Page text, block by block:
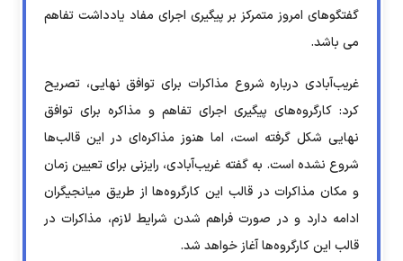
گفتگوهای امروز متمرکز بر پیگیری اجرای مفاد یادداشت تفاهم
می باشد.
غریب‌آبادی درباره شروع مذاکرات برای توافق نهایی، تصریح
کرد: کارگروه‌های پیگیری اجرای تفاهم و مذاکره برای توافق
نهایی شکل گرفته است، اما هنوز مذاکره‌ای در این قالب‌ها
شروع نشده است. به گفته غریب‌آبادی، رایزنی برای تعیین زمان
و مکان مذاکرات در قالب این کارگروه‌ها از طریق میانجیگران
ادامه دارد و در صورت فراهم شدن شرایط لازم، مذاکرات در
قالب این کارگروه‌ها آغاز خواهد شد.